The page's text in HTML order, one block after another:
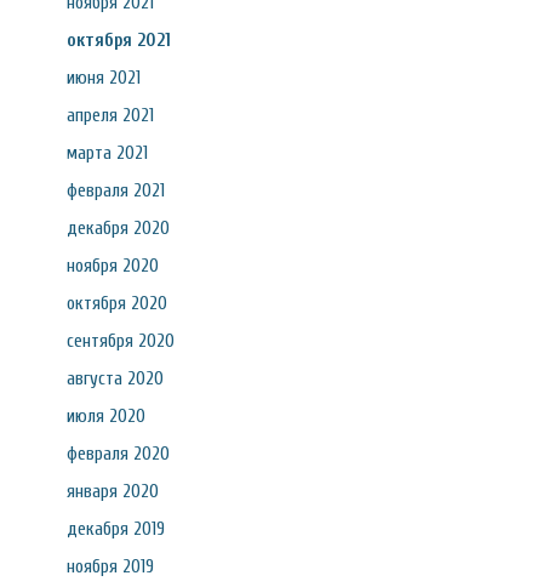
октября 2021
июня 2021
апреля 2021
марта 2021
февраля 2021
декабря 2020
ноября 2020
октября 2020
сентября 2020
августа 2020
июля 2020
февраля 2020
января 2020
декабря 2019
ноября 2019